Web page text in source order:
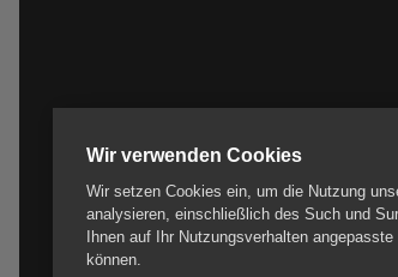
Wir verwenden Cookies
Wir setzen Cookies ein, um die Nutzung
analysieren, einschließlich des Such und
Ihnen auf Ihr Nutzungsverhalten
können.